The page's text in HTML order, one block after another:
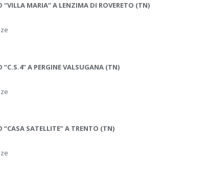
MARIA” A LENZIMA DI ROVERETO (TN)
A PERGINE VALSUGANA (TN)
SATELLITE” A TRENTO (TN)